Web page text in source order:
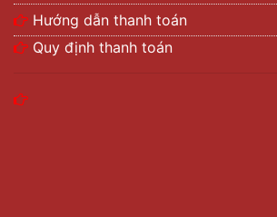
Hướng dẫn thanh toán
Quy định thanh toán